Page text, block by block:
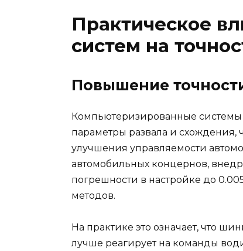
Практическое
систем на
Повышение
Компьютеризированные системы
параметры развала и
улучшения управляемости
автомобильных концернов,
погрешности в настройке до
методов.
На практике это означает, что
лучше реагирует на команды